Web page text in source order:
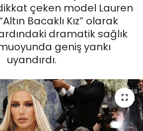
çeken model Lauren
Bacaklı Kız” olarak
dramatik sağlık
geniş yankı
uyandırdı.